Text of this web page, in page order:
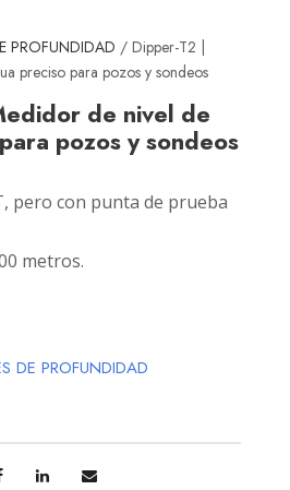
PROFUNDIDAD / Dipper-T2 |
preciso para pozos y sondeos
de nivel de
pozos y sondeos
pero con punta de prueba
metros.
DE PROFUNDIDAD